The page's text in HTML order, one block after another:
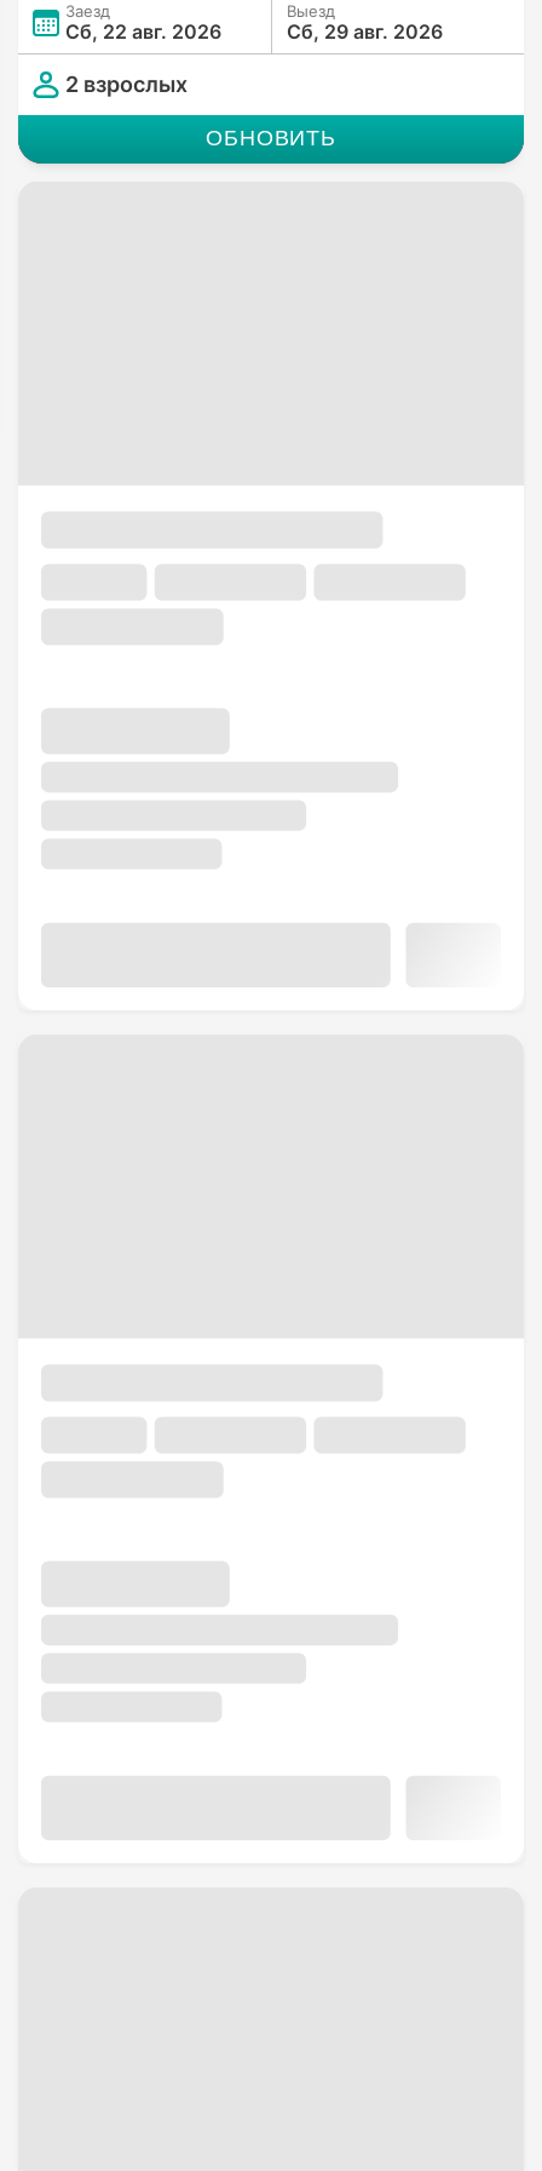
Заезд
Сб, 22 авг. 2026
Выезд
Сб, 29 авг. 2026
2 взрослых
ОБНОВИТЬ